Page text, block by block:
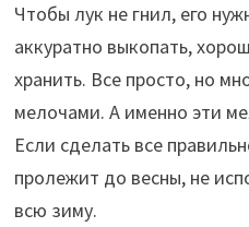
Чтобы лук не гнил, его
аккуратно выкопать,
хранить. Все просто, но
мелочами. А именно эти
Если сделать все
пролежит до весны, не
всю зиму.